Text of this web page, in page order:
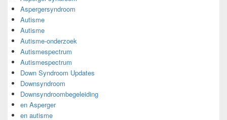
Aspergersyndroom
Autisme
Autisme
Autisme-onderzoek
Autismespectrum
Autismespectrum
Down Syndroom Updates
Downsyndroom
Downsyndroombegeleiding
en Asperger
en autisme